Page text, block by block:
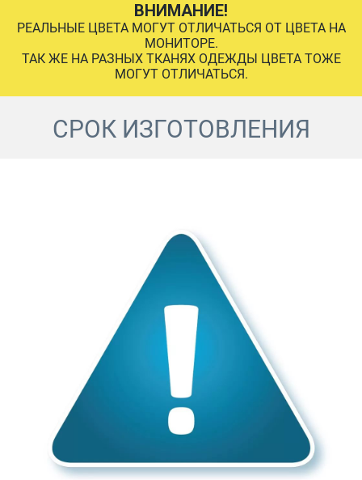
ВНИМАНИЕ!
РЕАЛЬНЫЕ ЦВЕТА МОГУТ ОТЛИЧАТЬСЯ ОТ ЦВЕТА НА
МОНИТОРЕ.
ТАК ЖЕ НА РАЗНЫХ ТКАНЯХ ОДЕЖДЫ ЦВЕТА ТОЖЕ
МОГУТ ОТЛИЧАТЬСЯ.
СРОК ИЗГОТОВЛЕНИЯ